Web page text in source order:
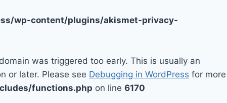
wp-content/plugins/akismet-privacy-
domain was triggered too early. This is usually an
or later. Please see Debugging in WordPress for more
functions.php on line 6170